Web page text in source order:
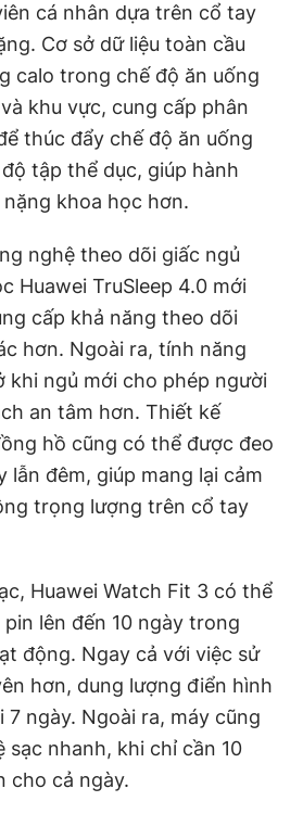
cá nhân dựa trên cổ tay
Cơ sở dữ liệu toàn cầu
calo trong chế độ ăn uống
khu vực, cung cấp phân
thúc đẩy chế độ ăn uống
tập thể dục, giúp hành
khoa học hơn.
nghệ theo dõi giấc ngủ
Huawei TruSleep 4.0 mới
cấp khả năng theo dõi
hơn. Ngoài ra, tính năng
khi ngủ mới cho phép người
an tâm hơn. Thiết kế
hồ cũng có thể được đeo
lẫn đêm, giúp mang lại cảm
trọng lượng trên cổ tay
Huawei Watch Fit 3 có thể
lên đến 10 ngày trong
động. Ngay cả với việc sử
hơn, dung lượng điển hình
ngày. Ngoài ra, máy cũng
sạc nhanh, khi chỉ cần 10
cho cả ngày.